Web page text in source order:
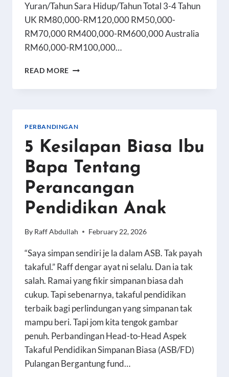
Yuran/Tahun Sara Hidup/Tahun Total 3-4 Tahun
UK RM80,000-RM120,000 RM50,000-
RM70,000 RM400,000-RM600,000 Australia
RM60,000-RM100,000…
READ MORE TAKAFUL
UNTUK
PERLU
SEDIA?
PERBANDINGAN
5 Kesilapan Biasa Ibu
Bapa Tentang
Perancangan
Pendidikan Anak
By Raff Abdullah February 22, 2026
“Saya simpan sendiri je la dalam ASB. Tak payah
takaful.” Raff dengar ayat ni selalu. Dan ia tak
salah. Ramai yang fikir simpanan biasa dah
cukup. Tapi sebenarnya, takaful pendidikan
terbaik bagi perlindungan yang simpanan tak
mampu beri. Tapi jom kita tengok gambar
penuh. Perbandingan Head-to-Head Aspek
Takaful Pendidikan Simpanan Biasa (ASB/FD)
Pulangan Bergantung fund…